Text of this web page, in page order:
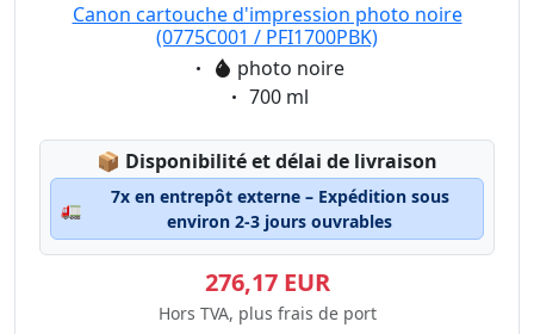
Canon cartouche d'impression photo noire
(0775C001 / PFI1700PBK)
Eigenschaft:
photo noire
Eigenschaft:
700 ml
📦 Lagerstatus:
Disponibilité et délai de livraison
🚛
7x en entrepôt externe – Expédition sous
environ 2-3 jours ouvrables
276,17 EUR
Hors TVA, plus frais de port